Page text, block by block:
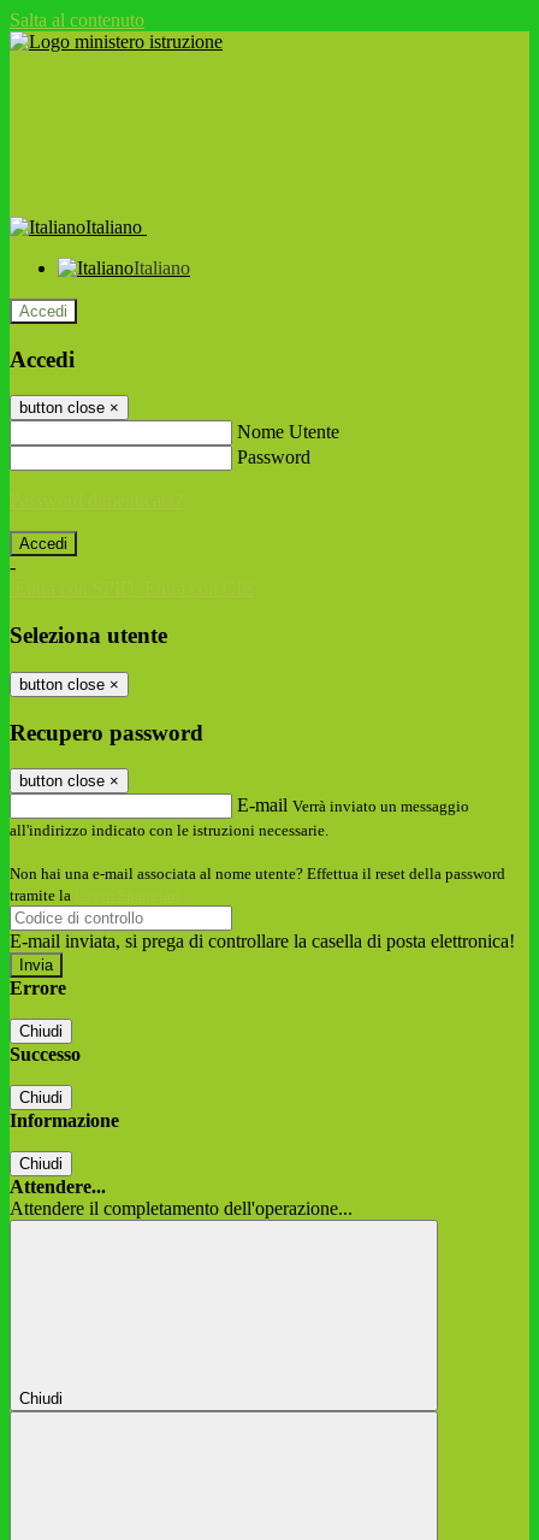
Salta al contenuto
Italiano
Italiano
Accedi
Accedi
button close ×
Nome Utente
Password
-
Seleziona utente
button close ×
Recupero password
button close ×
E-mail Verrà inviato un messaggio
all'indirizzo indicato con le istruzioni necessarie.
Non hai una e-mail associata al nome utente? Effettua il reset della password
tramite la
E-mail inviata, si prega di controllare la casella di posta elettronica!
Errore
Chiudi
Successo
Chiudi
Informazione
Chiudi
Attendere...
Attendere il completamento dell'operazione...
Chiudi